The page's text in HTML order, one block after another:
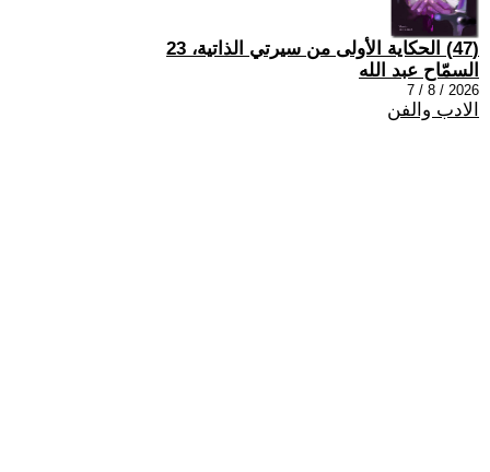
(47) الحكاية الأولى من سيرتي الذاتية، 23
السمّاح عبد الله
2026 / 8 / 7
الادب والفن